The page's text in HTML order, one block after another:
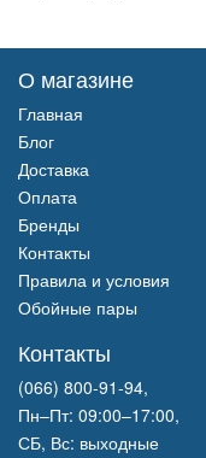
О магазине
Главная
Блог
Доставка
Оплата
Бренды
Контакты
Правила и условия
Обойные пары
Контакты
(066) 800-91-94,
Пн–Пт: 09:00–17:00,
СБ, Вс: выходные